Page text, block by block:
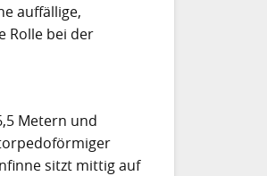
auffällige,
Rolle bei der
Metern und
sitzt mittig auf